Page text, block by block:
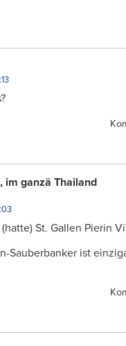
im ganzä Thailand
St. Gallen Pierin
Sauberbanker ist